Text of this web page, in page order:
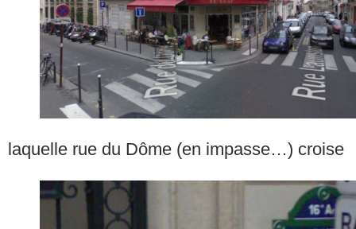
laquelle rue du Dôme (en impasse…) croise